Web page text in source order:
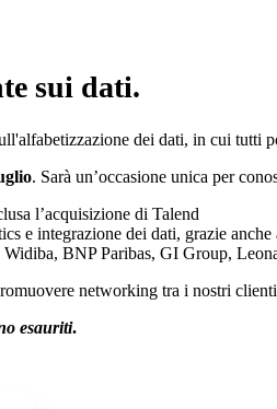
sui dati.
dei dati, in cui tutti
. Sarà un’occasione unica per
l’acquisizione di Talend
e integrazione dei dati, grazie
BNP Paribas, GI Group,
networking tra i nostri
esauriti.